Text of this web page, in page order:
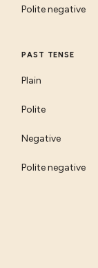
Polite negative
PAST TENSE
Plain
Polite
Negative
Polite negative